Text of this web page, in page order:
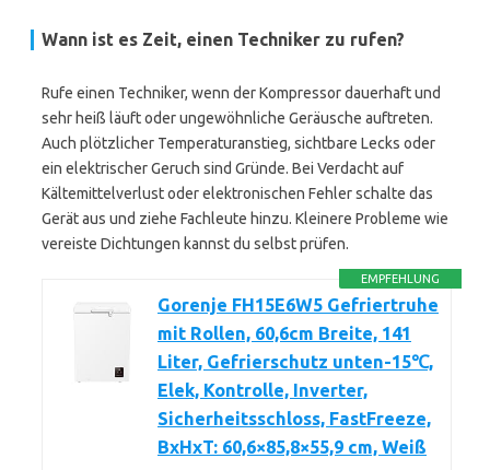
Wann ist es Zeit, einen Techniker zu rufen?
Rufe einen Techniker, wenn der Kompressor dauerhaft und
sehr heiß läuft oder ungewöhnliche Geräusche auftreten.
Auch plötzlicher Temperaturanstieg, sichtbare Lecks oder
ein elektrischer Geruch sind Gründe. Bei Verdacht auf
Kältemittelverlust oder elektronischen Fehler schalte das
Gerät aus und ziehe Fachleute hinzu. Kleinere Probleme wie
vereiste Dichtungen kannst du selbst prüfen.
EMPFEHLUNG
Gorenje FH15E6W5 Gefriertruhe
mit Rollen, 60,6cm Breite, 141
Liter, Gefrierschutz unten-15℃,
Elek, Kontrolle, Inverter,
Sicherheitsschloss, FastFreeze,
BxHxT: 60,6×85,8×55,9 cm, Weiß